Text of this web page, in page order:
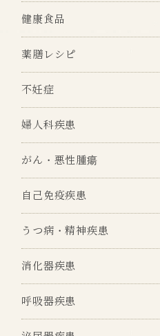
健康食品
薬膳レシピ
不妊症
婦人科疾患
がん・悪性腫瘍
自己免疫疾患
うつ病・精神疾患
消化器疾患
呼吸器疾患